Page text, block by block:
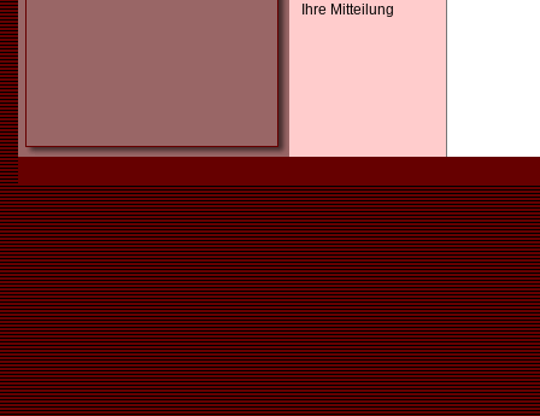
Ihre Mitteilung
Ja, ich
bin damit
* Pflichtfelder